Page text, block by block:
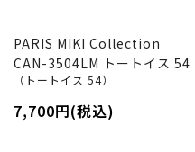
PARIS MIKI Collection
CAN-3504LM トートイス 54
（トートイス 54）
7,700円(税込)